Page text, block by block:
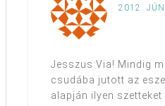
2012.
Jesszus Via! Mindig
csudába jutott az
alapján ilyen